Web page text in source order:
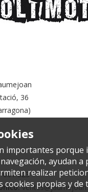
importantes porque
ayudan a
realizar
cookies propias y de
36
601 323